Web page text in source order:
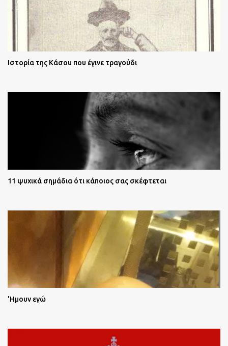
Ιστορία της Κάσου που έγινε τραγούδι
11 ψυχικά σημάδια ότι κάποιος σας σκέφτεται
'Ημουν εγώ